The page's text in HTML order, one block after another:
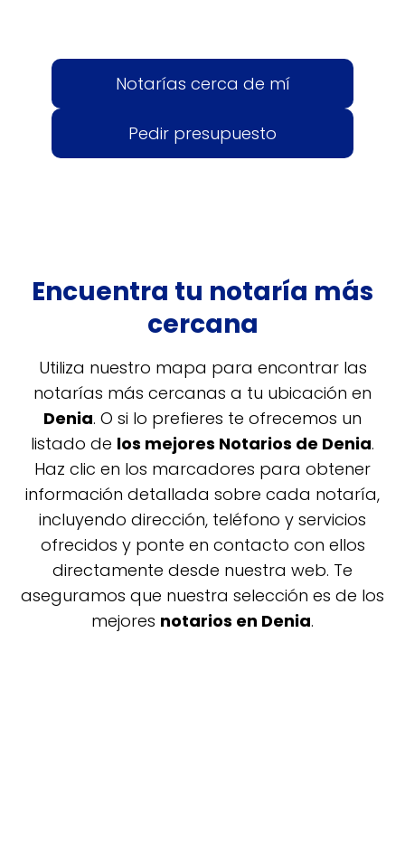
Notarías cerca de mí
Pedir presupuesto
Encuentra tu notaría más
cercana
Utiliza nuestro mapa para encontrar las
notarías más cercanas a tu ubicación en
Denia. O si lo prefieres te ofrecemos un
listado de los mejores Notarios de Denia.
Haz clic en los marcadores para obtener
información detallada sobre cada notaría,
incluyendo dirección, teléfono y servicios
ofrecidos y ponte en contacto con ellos
directamente desde nuestra web. Te
aseguramos que nuestra selección es de los
mejores notarios en Denia.